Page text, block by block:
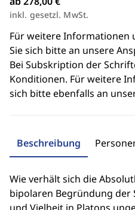
inkl. gesetzl. MwSt.
Für weitere Informationen
Sie sich bitte an unsere
Bei Subskription der
Konditionen. Für weitere
sich bitte ebenfalls an
Beschreibung
Wie verhält sich die
bipolaren Begründung